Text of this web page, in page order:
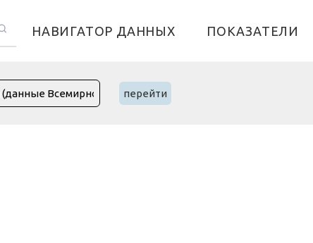
НАВИГАТОР ДАННЫХ ПОКАЗАТЕЛИ
перейти